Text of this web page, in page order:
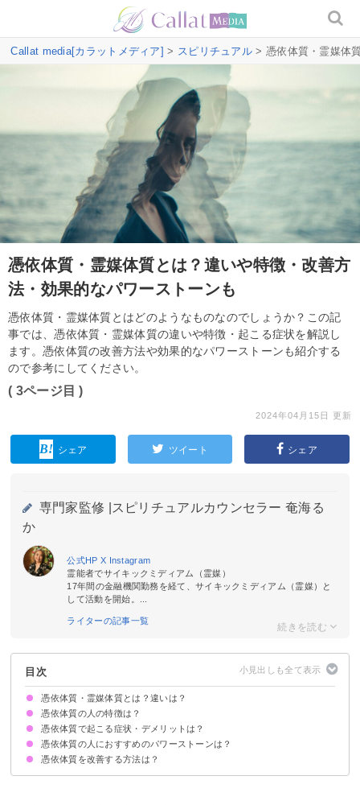
Callat media[カラットメディア] > スピリチュアル > 憑依体質・霊媒体
憑依体質・霊媒体質とは？違いや特徴・改善方
法・効果的なパワーストーンも
憑依体質・霊媒体質とはどのようなものなのでしょうか？この記
事では、憑依体質・霊媒体質の違いや特徴・起こる症状を解説し
ます。憑依体質の改善方法や効果的なパワーストーンも紹介する
ので参考にしてください。
( 3ページ目 )
2024年04月15日 更新
シェア ツイート シェア
専門家監修 |
スピリチュアルカウンセラー 奄海る
か
公式HP X Instagram
霊能者でサイキックミディアム（霊媒）
17年間の金融機関勤務を経て、サイキックミディアム（霊媒）と
して活動を開始。...
ライターの記事一覧
目次
憑依体質・霊媒体質とは？違いは？
霊に取り憑かれやすい体質のこと
憑依体質と霊媒体質の違いは抵抗・拒否できるかどうか
憑依体質の人の特徴は？
ネガティブ思考
生まれた時から霊感が強い
周りの目を気にしやすい
人混みや大人数の集まりが苦手
感情の起伏が激しい
憑依体質で起こる症状・デメリットは？
肩こり・首こりがひどい
疲れやすい
霊が見えてしまう
急に寒気を感じるときがある
不幸を引き寄せやすい
憑依体質の人におすすめのパワーストーンは？
モリオン
スギライト
翡翠
憑依体質を改善する方法は？
波動を上げる
スポーツに熱中する
霊能力を高め霊媒体質まで改善する
頼れる霊媒師や専門家に相談する